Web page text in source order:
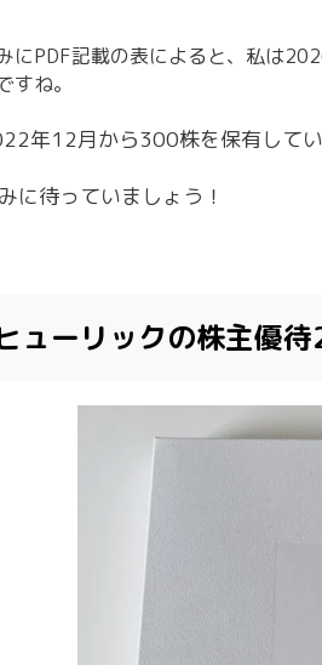
にPDF記載の表によると、私は
すね。
年12月から300株を保有してい
に待っていましょう！
ューリックの株主優